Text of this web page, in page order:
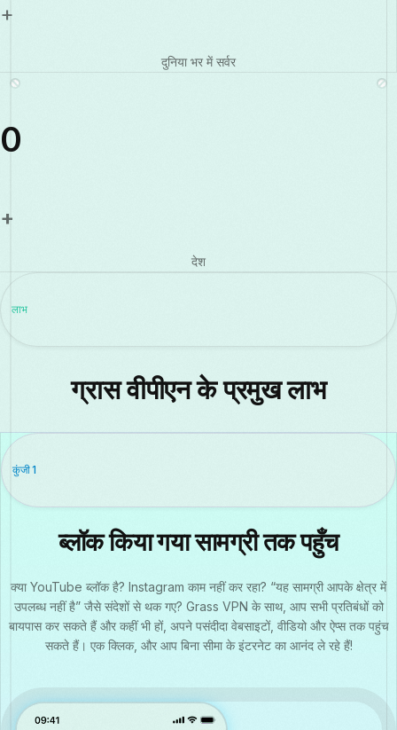
+
दुनिया भर में सर्वर
0
+
देश
लाभ
ग्रास वीपीएन के प्रमुख लाभ
कुंजी 1
ब्लॉक किया गया सामग्री तक पहुँच
क्या YouTube ब्लॉक है? Instagram काम नहीं कर रहा? “यह सामग्री आपके क्षेत्र में
उपलब्ध नहीं है” जैसे संदेशों से थक गए? Grass VPN के साथ, आप सभी प्रतिबंधों को
बायपास कर सकते हैं और कहीं भी हों, अपने पसंदीदा वेबसाइटों, वीडियो और ऐप्स तक पहुंच
सकते हैं। एक क्लिक, और आप बिना सीमा के इंटरनेट का आनंद ले रहे हैं!